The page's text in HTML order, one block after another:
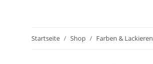
Startseite Shop Farben & Lackieren